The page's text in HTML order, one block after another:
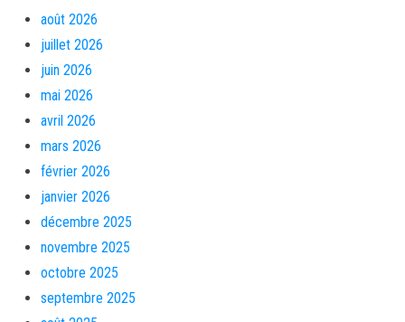
août 2026
juillet 2026
juin 2026
mai 2026
avril 2026
mars 2026
février 2026
janvier 2026
décembre 2025
novembre 2025
octobre 2025
septembre 2025